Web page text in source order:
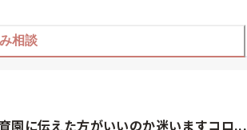
相談
園に伝えた方がいいのか迷いますコロ...